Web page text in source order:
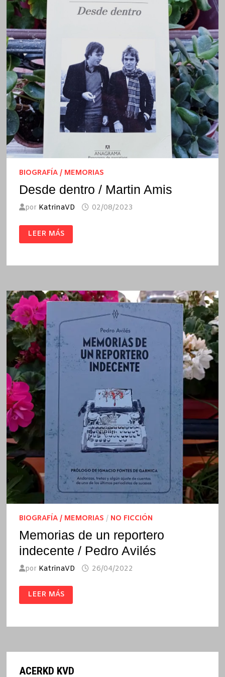
BIOGRAFÍA / MEMORIAS
Desde dentro / Martin Amis
por KatrinaVD 02/08/2023
DESDE
DENTRO
/
LEER MÁS
BIOGRAFÍA / MEMORIAS / NO FICCIÓN
Memorias de un reportero
indecente / Pedro Avilés
por KatrinaVD 26/04/2022
MEMORIAS
DE
UN
/
LEER MÁS
ACERKD KVD